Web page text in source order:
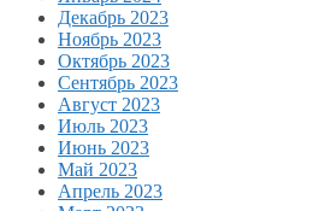
Декабрь 2023
Ноябрь 2023
Октябрь 2023
Сентябрь 2023
Август 2023
Июль 2023
Июнь 2023
Май 2023
Апрель 2023